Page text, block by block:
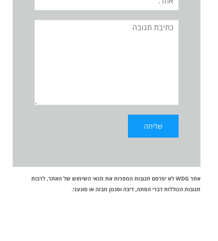
תגובה
אתר WDG לא יפרסם תגובות המפרות את תנאי השימוש של האתר, לרבות
תגובות הכוללות דברי הסתה, דיבה וסגנון מבזה או פוגעני.